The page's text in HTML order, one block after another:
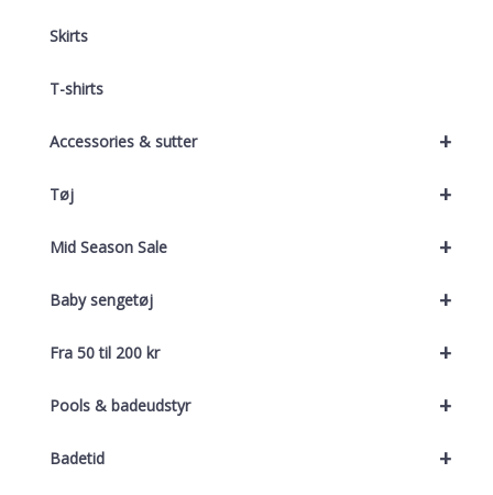
Skirts
T-shirts
+
Accessories & sutter
+
Tøj
+
Mid Season Sale
+
Baby sengetøj
+
Fra 50 til 200 kr
+
Pools & badeudstyr
+
Badetid